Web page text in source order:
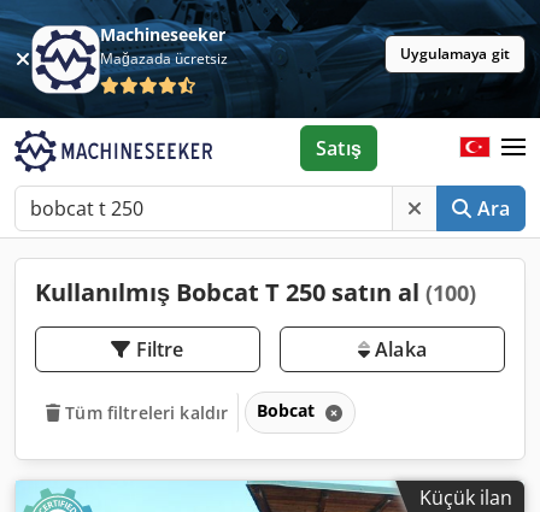
Machineseeker
Mağazada ücretsiz Uygulamaya git
Ara
Satış
Kullanılmış Bobcat T 250 satın al (100)
Filtre Alaka
Tüm filtreleri kaldır Bobcat
Küçük ilan